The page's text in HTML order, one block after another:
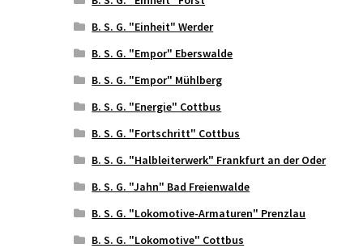
B. S. G. "Einheit" Werder
B. S. G. "Empor" Eberswalde
B. S. G. "Empor" Mühlberg
B. S. G. "Energie" Cottbus
B. S. G. "Fortschritt" Cottbus
B. S. G. "Halbleiterwerk" Frankfurt an der Oder
B. S. G. "Jahn" Bad Freienwalde
B. S. G. "Lokomotive-Armaturen" Prenzlau
B. S. G. "Lokomotive" Cottbus